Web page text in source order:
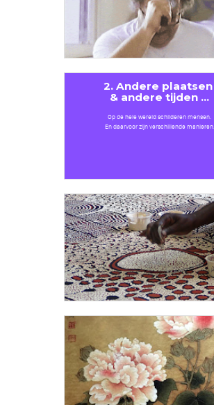
2. Andere plaatsen
& andere tijden ...
Op de hele wereld schilderen mensen.
En daarvoor zijn verschillende manieren.